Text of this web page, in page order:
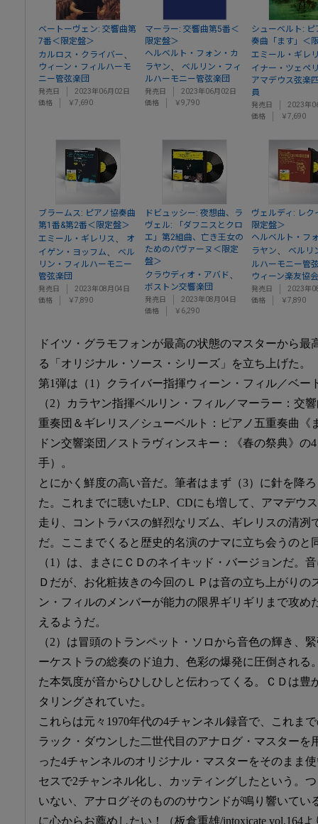
ベートーヴェン: 交響曲第
7番＜限定盤＞
カルロス・クライバー
ウィーン・フィルハーモ
ニー管弦楽団
発売日
2023年06月02日
価格
￥7,690
マーラー: 交響曲第5番＜
限定盤＞
ヘルベルト・フォン・カ
ラヤン
ベルリン・フィ
ルハーモニー管弦楽団
発売日
2023年06月02日
価格
￥9,790
シューベルト: ピ
奏曲「ます」＜
エミール・ギレ
イナー・ツェペ
アマデウス弦楽
員
発売日
2023年
価格
￥7,690
ブラームス: ピアノ協奏曲
第1番&第2番＜限定盤＞
エミール・ギレリス
オ
イゲン・ヨッフム
ベル
リン・フィルハーモニー
管弦楽団
発売日
2023年08月04日
価格
￥7,890
ドビュッシー: 夜想曲、ラ
ヴェル: 「ダフニスとクロ
エ」第2組曲、亡き王女の
ためのパヴァーヌ＜限定
盤＞
クラウディオ・アバド
ボストン交響楽団
発売日
2023年08月04日
価格
￥6,290
ヴェルディ: レク
限定盤＞
ヘルベルト・フ
ラヤン
ベルリ
ルハーモニー管
ウィーン楽友協
発売日
2023年
価格
￥7,890
ドイツ・グラモフォンが最高の状態のマスターから最
る「オリジナル・ソース・シリーズ」を立ち上げた。
第1弾は（1）クライバー指揮ウィーン・フィル／ベー
（2）カラヤン指揮ベルリン・フィル／マーラー：交
重奏団＆ギレリス／シューベルト：ピアノ五重奏曲《
ドン交響楽団／ストラヴィンスキー：《春の祭典》の
手）。
とにかく鮮度の高い音だ。筆者はまず（3）に針を降
た。これまでに聴いたLP、CDにも増して、アマデウ
走り、コントラバスの鮮烈なリズム、ギレリスの清冽
だ。ここまでくると歴史的名演のナマに立ち会うのと
（1）は、まさにＣＤのネイキッド・バージョンだ。
Ｄだが、お化粧抜きの今回のＬＰは音の立ち上がりの
ン・フィルのメンバーが能力の限界ギリギリまで攻め
えるようだ。
（2）は冒頭のトランペット・ソロから音色の輝き、
ーケストラの総奏のド迫力、色彩の爆発に圧倒される
た本気度が音からひしひしと伝わってくる。ＣＤは豊
タリングされていた。
これらは元々1970年代の4チャンネル録音で、これま
ラック・ダウンした二世代目のアナログ・マスターを
った4チャンネルのオリジナル・マスターをそのまま
セスで2チャンネル化し、カッティングしたという。
いない、アナログそのもののサウンドが鳴り響いてい
に心からお薦めしたい！（板倉重雄/intoxicate vol.164よ